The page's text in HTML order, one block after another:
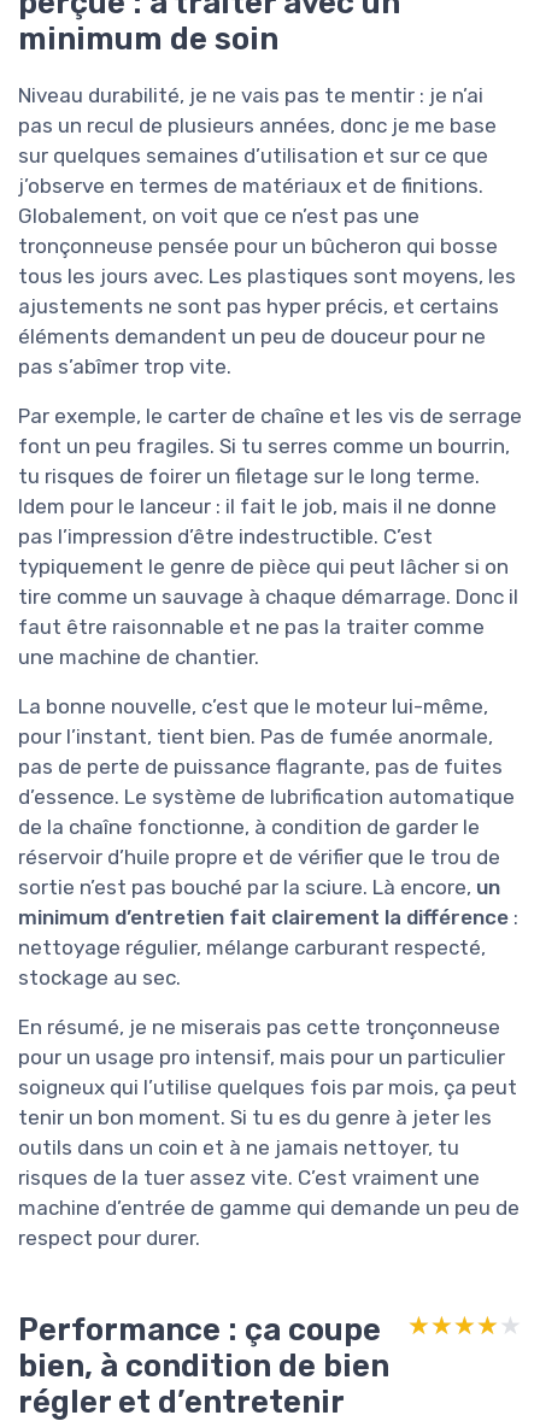
minimum de soin
Niveau durabilité, je ne vais pas te mentir : je n’ai
pas un recul de plusieurs années, donc je me base
sur quelques semaines d’utilisation et sur ce que
j’observe en termes de matériaux et de finitions.
Globalement, on voit que ce n’est pas une
tronçonneuse pensée pour un bûcheron qui bosse
tous les jours avec. Les plastiques sont moyens, les
ajustements ne sont pas hyper précis, et certains
éléments demandent un peu de douceur pour ne
pas s’abîmer trop vite.
Par exemple, le carter de chaîne et les vis de serrage
font un peu fragiles. Si tu serres comme un bourrin,
tu risques de foirer un filetage sur le long terme.
Idem pour le lanceur : il fait le job, mais il ne donne
pas l’impression d’être indestructible. C’est
typiquement le genre de pièce qui peut lâcher si on
tire comme un sauvage à chaque démarrage. Donc il
faut être raisonnable et ne pas la traiter comme
une machine de chantier.
La bonne nouvelle, c’est que le moteur lui-même,
pour l’instant, tient bien. Pas de fumée anormale,
pas de perte de puissance flagrante, pas de fuites
d’essence. Le système de lubrification automatique
de la chaîne fonctionne, à condition de garder le
réservoir d’huile propre et de vérifier que le trou de
sortie n’est pas bouché par la sciure. Là encore, un
minimum d’entretien fait clairement la différence :
nettoyage régulier, mélange carburant respecté,
stockage au sec.
En résumé, je ne miserais pas cette tronçonneuse
pour un usage pro intensif, mais pour un particulier
soigneux qui l’utilise quelques fois par mois, ça peut
tenir un bon moment. Si tu es du genre à jeter les
outils dans un coin et à ne jamais nettoyer, tu
risques de la tuer assez vite. C’est vraiment une
machine d’entrée de gamme qui demande un peu de
respect pour durer.
Performance : ça coupe
bien, à condition de bien
régler et d’entretenir
★★★★★
★★★★★